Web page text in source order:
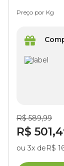
Preço por Kg
R$ 589,99
R$
ou 3x deR$